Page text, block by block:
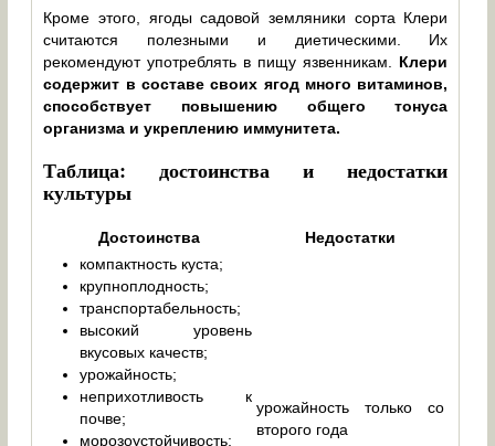
Кроме этого, ягоды садовой земляники сорта Клери
считаются полезными и диетическими. Их
рекомендуют употреблять в пищу язвенникам. Клери
содержит в составе своих ягод много витаминов,
способствует повышению общего тонуса
организма и укреплению иммунитета.
Таблица: достоинства и недостатки
культуры
Достоинства
Недостатки
компактность куста;
крупноплодность;
транспортабельность;
высокий уровень
вкусовых качеств;
урожайность;
неприхотливость к
почве;
морозоустойчивость;
урожайность только со
второго года